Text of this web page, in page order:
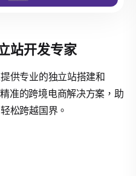
站开发专家
供专业的独立站搭建和
准的跨境电商解决方案，助
松跨越国界。